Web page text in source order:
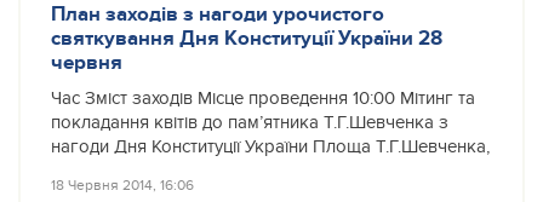
План заходів з нагоди урочистого
святкування Дня Конституції України 28
червня
Час Зміст заходів Місце проведення 10:00 Мітинг та
покладання квітів до пам’ятника Т.Г.Шевченка з
нагоди Дня Конституції України Площа Т.Г.Шевченка,
18 Червня 2014, 16:06